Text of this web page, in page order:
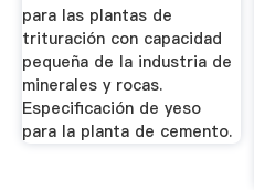
para las plantas de
trituración con capacidad
pequeña de la industria de
minerales y rocas.
Especificación de yeso
para la planta de cemento.